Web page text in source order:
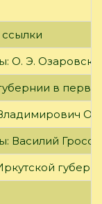
О. Э.
в
Василий